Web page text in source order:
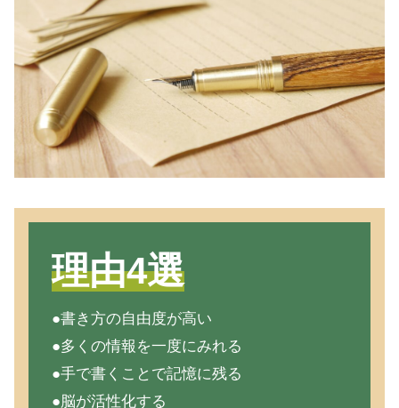
理由4選
●書き方の自由度が高い
●多くの情報を一度にみれる
●手で書くことで記憶に残る
●脳が活性化する